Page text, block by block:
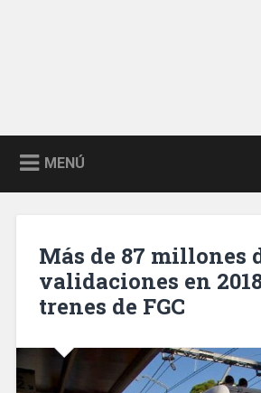
MENÚ
Más de 87 millones
validaciones en
trenes de FGC